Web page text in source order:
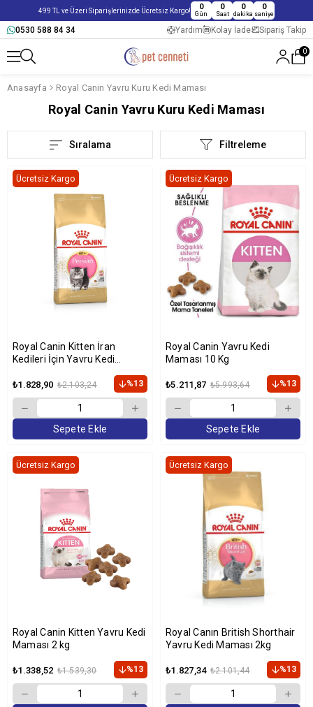
499 TL ve Üzeri Siparişlerinizde Ücretsiz Kargo! 0
Gün
0
Saat
0
dakika
0
saniye
0530 588 84 34 Yardım Kolay İade Sipariş Takip
0
Anasayfa Royal Canin Yavru Kuru Kedi Maması
Royal Canin Yavru Kuru Kedi Maması
Filtreleme
Sıralama
Royal Canin Kitten İran
Kedileri İçin Yavru Kedi
₺1.828,90 ₺2.103,24 %13
Ücretsiz Kargo
Sepete Ekle
Royal Canin Yavru Kedi
Maması 10 Kg
₺5.211,87 ₺5.993,64 %13
Ücretsiz Kargo
Sepete Ekle
Royal Canin Kitten Yavru Kedi
Maması 2 kg
₺1.338,52 ₺1.539,30 %13
Ücretsiz Kargo
Royal Canın British Shorthair
Yavru Kedi Maması 2kg
₺1.827,34 ₺2.101,44 %13
Ücretsiz Kargo